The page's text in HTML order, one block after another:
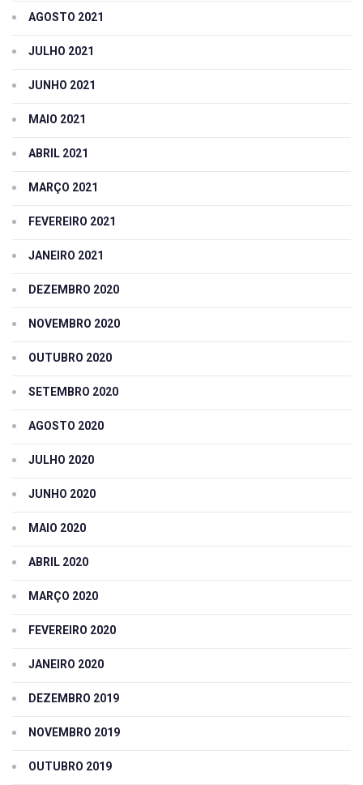
AGOSTO 2021
JULHO 2021
JUNHO 2021
MAIO 2021
ABRIL 2021
MARÇO 2021
FEVEREIRO 2021
JANEIRO 2021
DEZEMBRO 2020
NOVEMBRO 2020
OUTUBRO 2020
SETEMBRO 2020
AGOSTO 2020
JULHO 2020
JUNHO 2020
MAIO 2020
ABRIL 2020
MARÇO 2020
FEVEREIRO 2020
JANEIRO 2020
DEZEMBRO 2019
NOVEMBRO 2019
OUTUBRO 2019